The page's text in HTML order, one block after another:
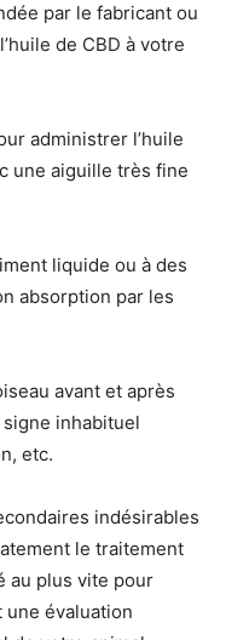
par le fabricant ou
de CBD à votre
administrer l’huile
une aiguille très fine
liquide ou à des
absorption par les
avant et après
inhabituel
etc.
indésirables
le traitement
au plus vite pour
évaluation